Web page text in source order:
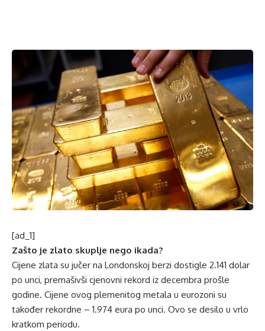
[ad_1]
Zašto je zlato skuplje nego ikada?
Cijene zlata su jučer na Londonskoj berzi dostigle 2.141 dolar
po unci, premašivši cjenovni rekord iz decembra prošle
godine. Cijene ovog plemenitog metala u eurozoni su
također rekordne – 1.974 eura po unci. Ovo se desilo u vrlo
kratkom periodu.